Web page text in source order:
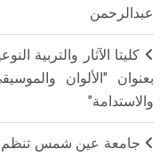
عبدالرحمن
كليتا الآثار والتربية
بعنوان "الألوان
والاستدامة"
جامعة عين شمس تنظم